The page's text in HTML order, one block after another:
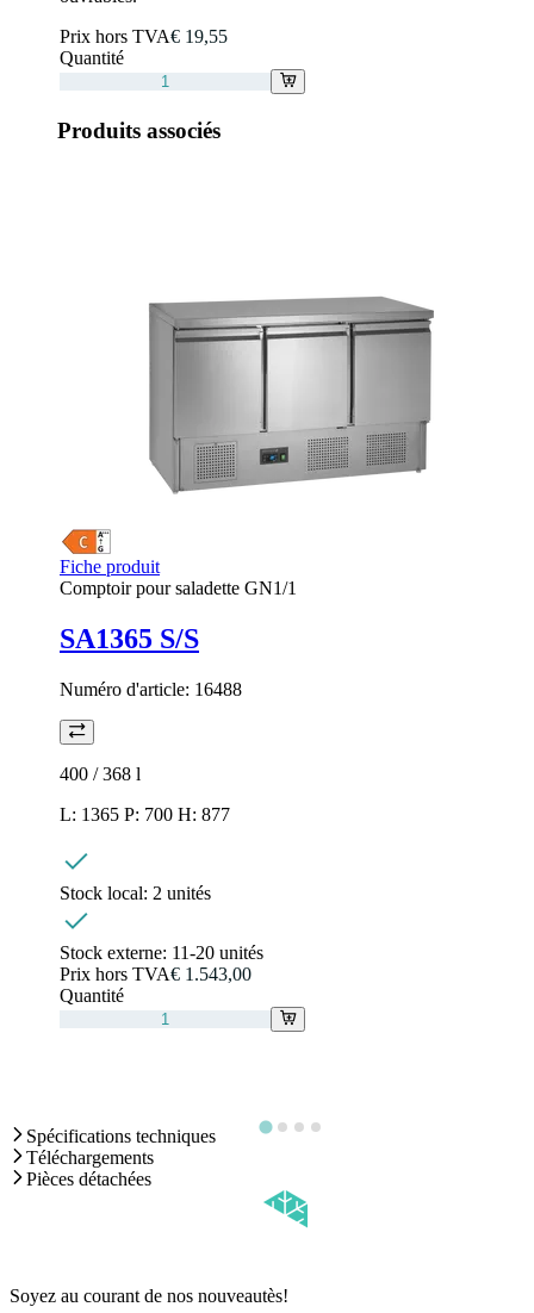
Prix hors TVA€ 19,55
Quantité
Produits associés
Fiche produit
Comptoir pour saladette GN1/1
SA1365 S/S
Numéro d'article: 16488
400 / 368 l
L: 1365 P: 700 H: 877
Stock local: 2 unités
Stock externe: 11-20 unités
Prix hors TVA€ 1.543,00
Quantité
Spécifications techniques
Téléchargements
Pièces détachées
Soyez au courant de nos nouveautès!